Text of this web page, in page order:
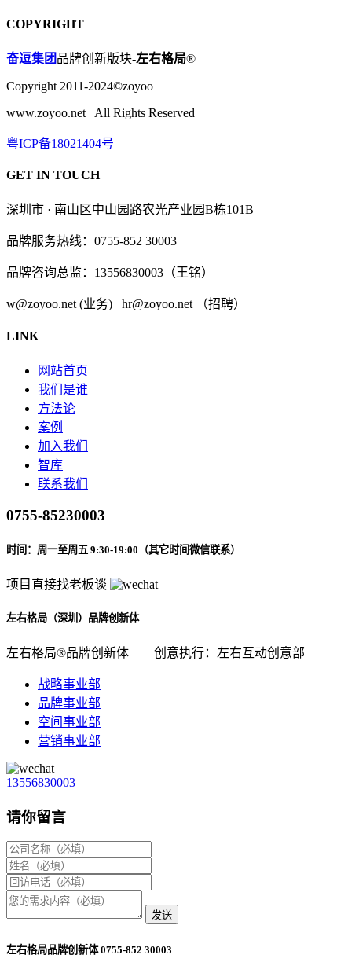
COPYRIGHT
奋逗集团品牌创新版块-左右格局®
Copyright 2011-2024©zoyoo
www.zoyoo.net All Rights Reserved
粤ICP备18021404号
GET IN TOUCH
深圳市 · 南山区中山园路农光产业园B栋101B
品牌服务热线：0755-852 30003
品牌咨询总监：13556830003（王铭）
w@zoyoo.net (业务) hr@zoyoo.net （招聘）
LINK
网站首页
我们是谁
方法论
案例
加入我们
智库
联系我们
0755-85230003
时间：周一至周五 9:30-19:00（其它时间微信联系）
项目直接找老板谈
左右格局（深圳）品牌创新体
左右格局®品牌创新体 创意执行：左右互动创意部
战略事业部
品牌事业部
空间事业部
营销事业部
13556830003
请你留言
发送
左右格局品牌创新体 0755-852 30003